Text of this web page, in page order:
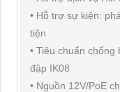
• Hỗ trợ sự kiện:
tiện
• Tiêu chuẩn
đập IK08
• Nguồn 12V/PoE